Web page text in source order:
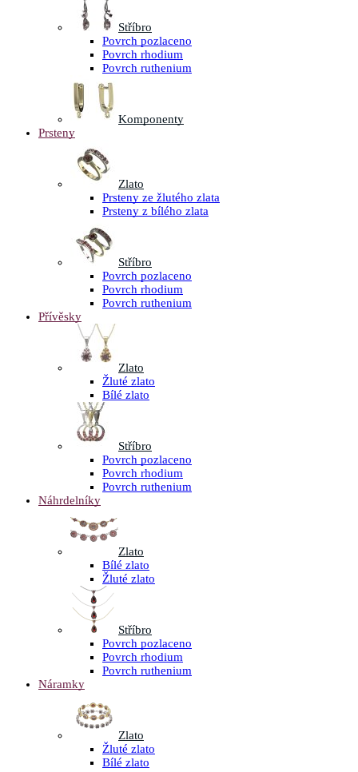
Stříbro
Povrch pozlaceno
Povrch rhodium
Povrch ruthenium
Komponenty
Prsteny
Zlato
Prsteny ze žlutého zlata
Prsteny z bílého zlata
Stříbro
Povrch pozlaceno
Povrch rhodium
Povrch ruthenium
Přívěsky
Zlato
Žluté zlato
Bílé zlato
Stříbro
Povrch pozlaceno
Povrch rhodium
Povrch ruthenium
Náhrdelníky
Zlato
Bílé zlato
Žluté zlato
Stříbro
Povrch pozlaceno
Povrch rhodium
Povrch ruthenium
Náramky
Zlato
Žluté zlato
Bílé zlato